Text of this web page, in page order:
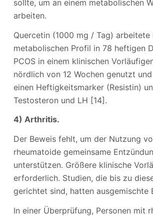
sollte, um an einem metabolischen
arbeiten.
Quercetin (1000 mg / Tag) arbeitete
metabolischen Profil in 78 heftigen
PCOS in einem klinischen
nördlich von 12 Wochen genutzt
einen Heftigkeitsmarker (Resistin)
Testosteron und LH [14].
4) Arthritis.
Der Beweis fehlt, um der Nutzung
rheumatoide gemeinsame
unterstützen. Größere klinische
erforderlich. Studien, die bis zu
gerichtet sind, hatten ausgemischte
In einer Überprüfung, Personen mit